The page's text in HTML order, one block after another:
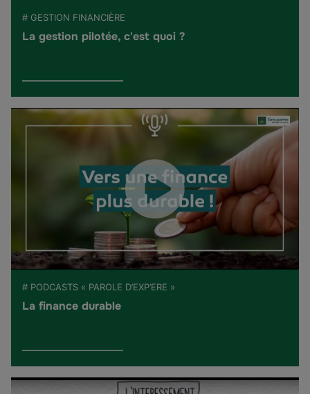
# GESTION FINANCIÈRE
La gestion pilotée, c'est quoi ?
# PODCASTS « PAROLE D’EXP’ERE »
La finance durable